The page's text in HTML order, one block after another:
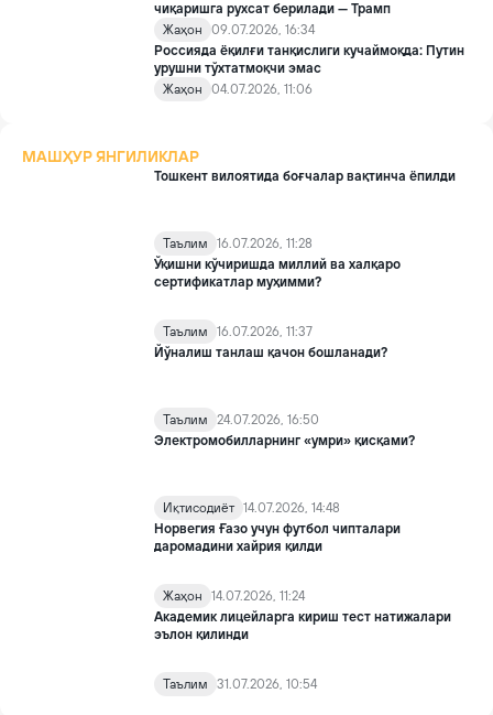
чиқаришга рухсат берилади — Трамп
Жаҳон
09.07.2026, 16:34
Россияда ёқилғи танқислиги кучаймоқда: Путин
урушни тўхтатмоқчи эмас
Жаҳон
04.07.2026, 11:06
МАШҲУР ЯНГИЛИКЛАР
Тошкент вилоятида боғчалар вақтинча ёпилди
Таълим
16.07.2026, 11:28
Ўқишни кўчиришда миллий ва халқаро
сертификатлар муҳимми?
Таълим
16.07.2026, 11:37
Йўналиш танлаш қачон бошланади?
Таълим
24.07.2026, 16:50
Электромобилларнинг «умри» қисқами?
Иқтисодиёт 14.07.2026, 14:48
Норвегия Ғазо учун футбол чипталари
даромадини хайрия қилди
Жаҳон
14.07.2026, 11:24
Академик лицейларга кириш тест натижалари
эълон қилинди
Таълим 31.07.2026, 10:54